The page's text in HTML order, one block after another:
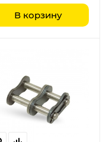
В корзину